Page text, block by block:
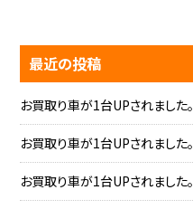
最近の投稿
お買取り車が1台UPされました。
お買取り車が1台UPされました。
お買取り車が1台UPされました。